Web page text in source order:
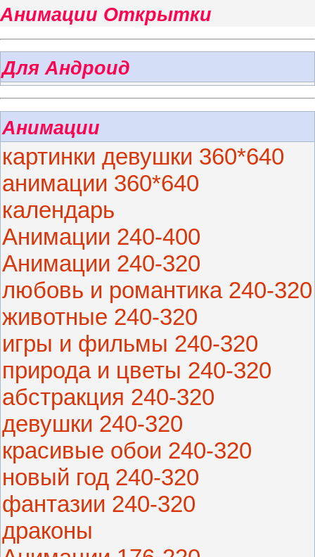
Анимации Открытки
Для Андроид
Анимации
картинки девушки 360*640
анимации 360*640
календарь
Анимации 240-400
Анимации 240-320
любовь и романтика 240-320
животные 240-320
игры и фильмы 240-320
природа и цветы 240-320
абстракция 240-320
девушки 240-320
красивые обои 240-320
новый год 240-320
фантазии 240-320
драконы